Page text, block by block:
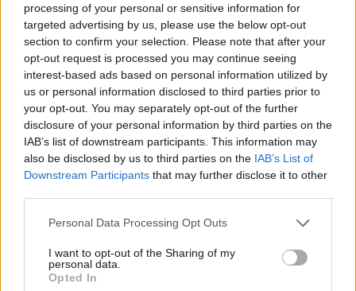
processing of your personal or sensitive information for
targeted advertising by us, please use the below opt-out
section to confirm your selection. Please note that after your
opt-out request is processed you may continue seeing
interest-based ads based on personal information utilized by
us or personal information disclosed to third parties prior to
your opt-out. You may separately opt-out of the further
disclosure of your personal information by third parties on the
IAB’s list of downstream participants. This information may
also be disclosed by us to third parties on the IAB’s List of
Downstream Participants that may further disclose it to other
Personal Data Processing Opt Outs
I want to opt-out of the Sharing of my
personal data.
Opted In
E-izdevums
Abonēšanas perioda sākums:
2026. gada septembris
Mēnešu skaits:
4 mēneši / 20.00 Eur
3 izdevumi / 6.67 Eur par izdevumu *
*Visas cenas portālā ManiZurnali.lv norādītas € ar PVN.
Žurnālu izdevumu skaits var atšķirties, kā to nosaka Lietošanas
noteikumi